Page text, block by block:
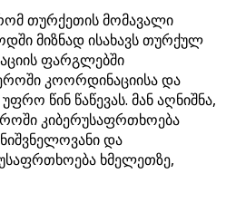
თურქეთის მომავალი
მიზნად ისახავს თურქულ
ფარგლებში
კოორდინაციისა და
წინ წაწევას. მან აღნიშნა,
კიბერუსაფრთხოება
და
ხმელეთზე,